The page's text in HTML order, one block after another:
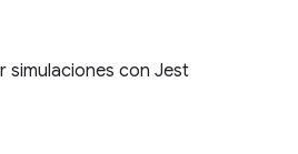
simulaciones con Jest